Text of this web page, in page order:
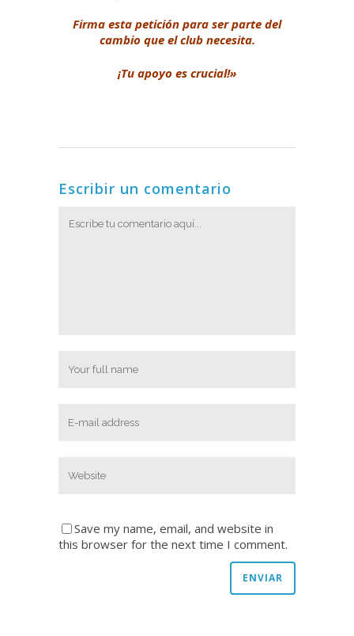
Firma esta petición para ser parte del
cambio que el club necesita.
¡Tu apoyo es crucial!»
Escribir un comentario
Save my name, email, and website in
this browser for the next time I comment.